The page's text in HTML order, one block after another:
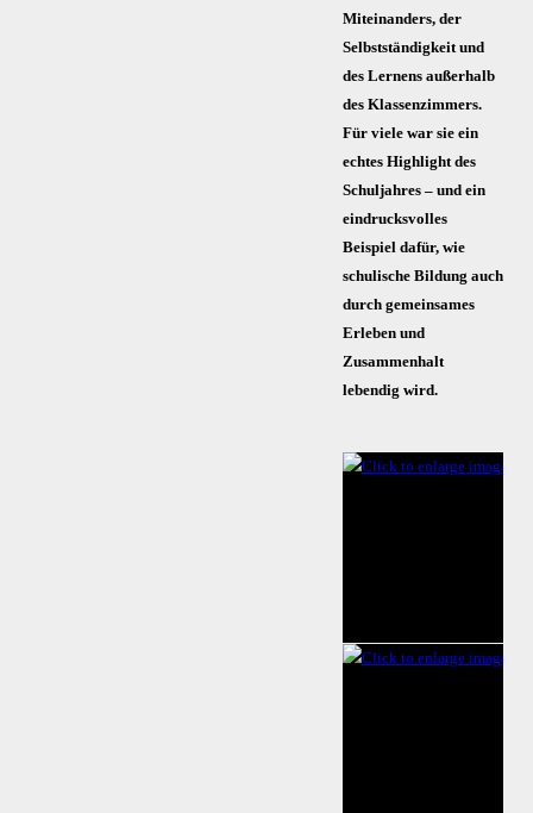
Miteinanders, der
Selbstständigkeit und
des Lernens außerhalb
des Klassenzimmers.
Für viele war sie ein
echtes Highlight des
Schuljahres – und ein
eindrucksvolles
Beispiel dafür, wie
schulische Bildung auch
durch gemeinsames
Erleben und
Zusammenhalt
lebendig wird.